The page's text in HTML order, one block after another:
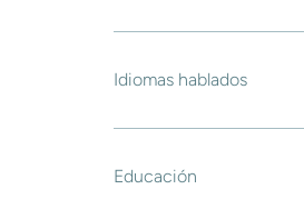
Idiomas hablados
Educación